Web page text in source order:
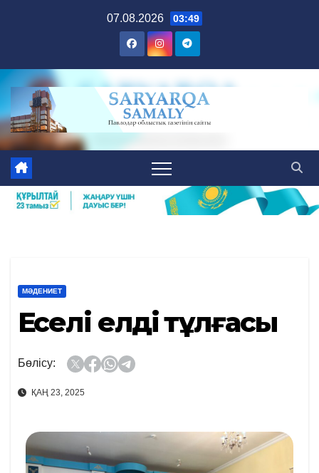
07.08.2026 03:49
МӘДЕНИЕТ
Еңселі елдің тұлғасы
Бөлісу:
ҚАҢ 23, 2025